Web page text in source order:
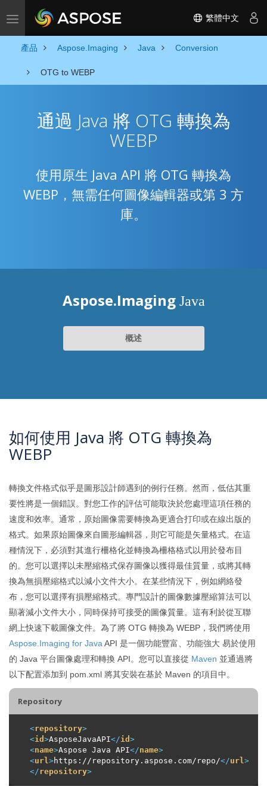
Toggle navigation 繁體中文
產品 Aspose.Imaging Java Conversion
OTG to WEBP
通過 Java 將 OTG 轉換為
WEBP
使用原生 Java API 將 OTG 轉換為
WEBP，無需任何圖像編輯器或第 3 方
庫。
Aspose.Imaging Java
概述
如何使用 Java 將 OTG 轉換為
WEBP
轉換文件格式似乎是圖形設計師遇到的例行任務。然而，低估其重
要性將是一個錯誤。對您工作的評估可能取決於您處理這項任務的
速度和效率。通常，原始圖像需要轉換為更適合打印或在線出版的
格式。如果原始圖像來自圖形編輯器，則它可能是矢量格式。在這
種情況下，必須對其進行柵格化並轉換為柵格格式以用於發布目
的。您可以選擇以未壓縮格式保存圖像以獲得最佳質量，或將其轉
換為無損壓縮格式以減小文件大小。在某些情況下，例如網絡發
布，您可以選擇有損壓縮格式。專門設計的圖像數據壓縮算法可以
顯著減小文件大小，同時保持可接受的圖像質量。這有利於從互聯
網上快速下載圖像文件。為了將 OTG 轉換為 WEBP，我們將使用
Aspose.Imaging for Java API 是一個功能豐富、功能強大 易於使用
的 Java 平台圖像處理和轉換 API。您可以直接從 Maven 並通過將
以下配置添加到 pom.xml 將其安裝在基於 Maven 的項目中。
Repository
<repository>
<id >AsposeJavaAPI</id >
<name>Aspose Java API</name>
<url >https://repository.aspose.com/repo/</url >
</repository>